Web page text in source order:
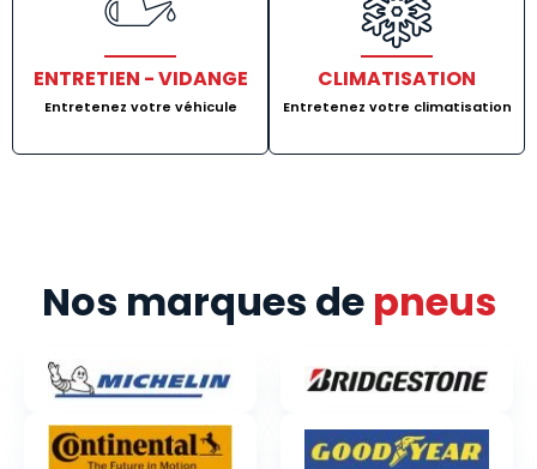
ENTRETIEN - VIDANGE
Entretenez votre véhicule
CLIMATISATION
Entretenez votre climatisation
Nos marques de pneus